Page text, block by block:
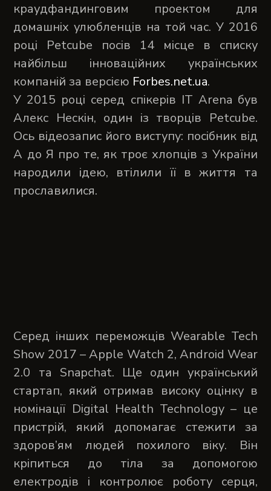
краудфандинговим проектом для
домашніх улюбленців на той час. У 2016
році Petcube посів 14 місце в списку
найбільш інноваційних українських
компаній за версією Forbes.net.ua.
У 2015 році серед спікерів IT Arena був
Алекс Нескін, один із творців Petcube.
Ось відеозапис його виступу: посібник від
А до Я про те, як троє хлопців з України
народили ідею, втілили її в життя та
прославилися.
Серед інших переможців Wearable Tech
Show 2017 – Apple Watch 2, Android Wear
2.0 та Snapchat. Ще один український
стартап, який отримав високу оцінку в
номінації Digital Health Technology – це
пристрій, який допомагає стежити за
здоров’ям людей похилого віку. Він
кріпиться до тіла за допомогою
електродів і контролює роботу серця,